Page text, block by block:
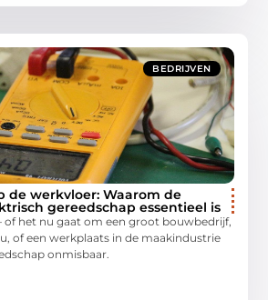
BEDRIJVEN
de werkvloer: Waarom de
gereedschap essentieel is
het nu gaat om een groot bouwbedrijf,
of een werkplaats in de maakindustrie
onmisbaar.